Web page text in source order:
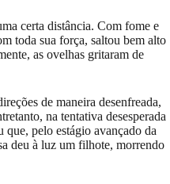
certa distância. Com fome e
toda sua força, saltou bem alto
as ovelhas gritaram de
de maneira desenfreada,
na tentativa desesperada
que, pelo estágio avançado da
deu à luz um filhote, morrendo